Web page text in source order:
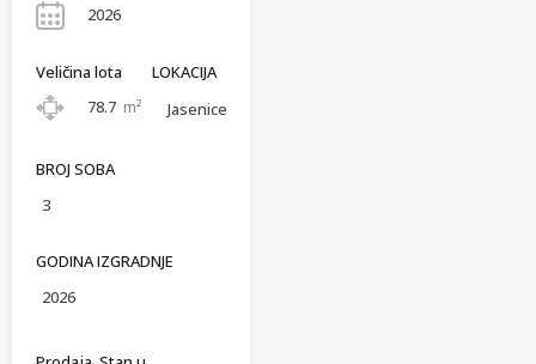
2026
Veličina lota
78.7 m²
LOKACIJA
Jasenice
BROJ SOBA
3
GODINA IZGRADNJE
2026